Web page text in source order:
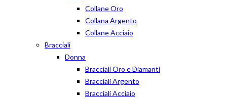
Collane Oro
Collana Argento
Collane Acciaio
Bracciali
Donna
Bracciali Oro e Diamanti
Bracciali Argento
Bracciali Acciaio